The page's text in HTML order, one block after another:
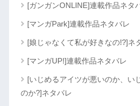
[ガンガンONLINE]連載作品ネタ
[マンガPark]連載作品ネタバレ
[娘じゃなくて私が好きなの!?]ネ
[マンガUP!]連載作品ネタバレ
[いじめるアイツが悪いのか、い
のか?]ネタバレ